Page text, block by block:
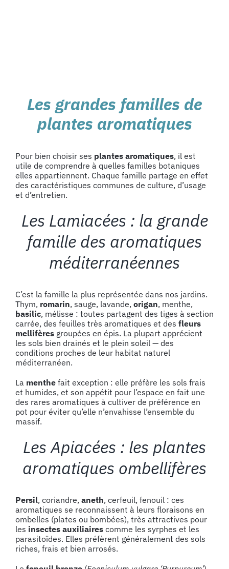
Les grandes familles de
plantes aromatiques
Pour bien choisir ses plantes aromatiques, il est
utile de comprendre à quelles familles botaniques
elles appartiennent. Chaque famille partage en effet
des caractéristiques communes de culture, d’usage
et d’entretien.
Les Lamiacées : la grande
famille des aromatiques
méditerranéennes
C’est la famille la plus représentée dans nos jardins.
Thym, romarin, sauge, lavande, origan, menthe,
basilic, mélisse : toutes partagent des tiges à section
carrée, des feuilles très aromatiques et des fleurs
mellifères groupées en épis. La plupart apprécient
les sols bien drainés et le plein soleil — des
conditions proches de leur habitat naturel
méditerranéen.
La menthe fait exception : elle préfère les sols frais
et humides, et son appétit pour l’espace en fait une
des rares aromatiques à cultiver de préférence en
pot pour éviter qu’elle n’envahisse l’ensemble du
massif.
Les Apiacées : les plantes
aromatiques ombellifères
Persil, coriandre, aneth, cerfeuil, fenouil : ces
aromatiques se reconnaissent à leurs floraisons en
ombelles (plates ou bombées), très attractives pour
les insectes auxiliaires comme les syrphes et les
parasitoïdes. Elles préfèrent généralement des sols
riches, frais et bien arrosés.